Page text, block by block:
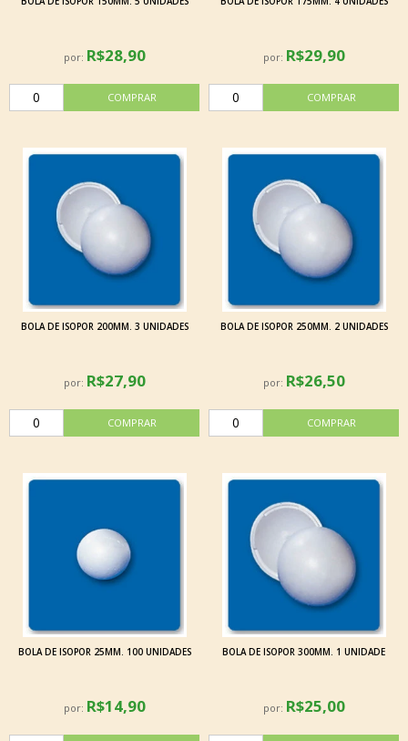
por: R$28,90 por: R$29,90
BOLA DE ISOPOR 200MM. 3 UNIDADES
por: R$27,90
BOLA DE ISOPOR 250MM. 2 UNIDADES
por: R$26,50
BOLA DE ISOPOR 25MM. 100 UNIDADES
por: R$14,90
BOLA DE ISOPOR 300MM. 1 UNIDADE
por: R$25,00